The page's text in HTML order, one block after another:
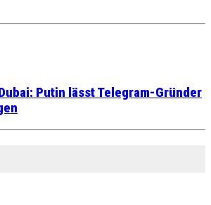
Putin lässt Telegram-Gründer